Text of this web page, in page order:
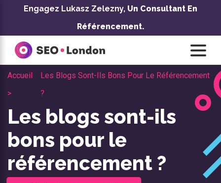
Engagez Lukasz Zelezny, Un Consultant En
Référencement.
Accueil
>
Les Blogs Sont-Ils Bons Pour Le Référencement
?
Les blogs sont-ils
bons pour le
référencement ?